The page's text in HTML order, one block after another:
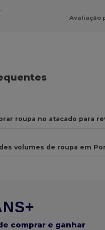
Avaliação
roupa no atacado para
volumes de roupa em
comprar e ganhar